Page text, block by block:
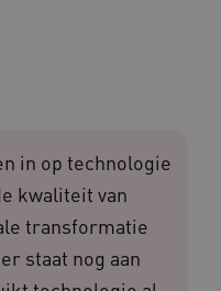
in op technologie
kwaliteit van
transformatie
staat nog aan